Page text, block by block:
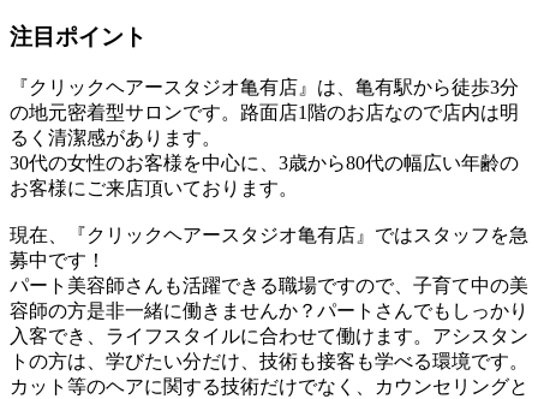
注目ポイント
『クリックヘアースタジオ亀有店』は、亀有駅から徒歩3分
の地元密着型サロンです。路面店1階のお店なので店内は明
るく清潔感があります。
30代の女性のお客様を中心に、3歳から80代の幅広い年齢の
お客様にご来店頂いております。
現在、『クリックヘアースタジオ亀有店』ではスタッフを急
募中です！
パート美容師さんも活躍できる職場ですので、子育て中の美
容師の方是非一緒に働きませんか？パートさんでもしっかり
入客でき、ライフスタイルに合わせて働けます。アシスタン
トの方は、学びたい分だけ、技術も接客も学べる環境です。
カット等のヘアに関する技術だけでなく、カウンセリングと